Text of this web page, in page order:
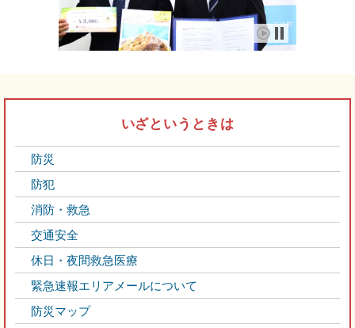
いざというときは
防災
防犯
消防・救急
交通安全
休日・夜間救急医療
緊急速報エリアメールについて
防災マップ